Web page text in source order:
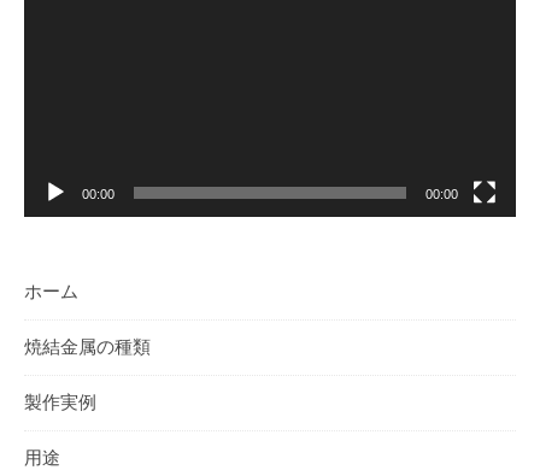
00:00 00:00
ホーム
焼結金属の種類
製作実例
用途